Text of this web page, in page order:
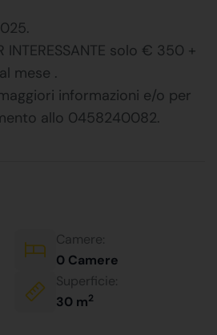
INTERESSANTE solo € 350 +
mese .
informazioni e/o per
allo 0458240082.
Camere:
0 Camere
Superficie:
30 m2